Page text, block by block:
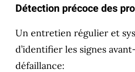
Détection précoce des
Un entretien régulier et
d’identifier les signes
défaillance: